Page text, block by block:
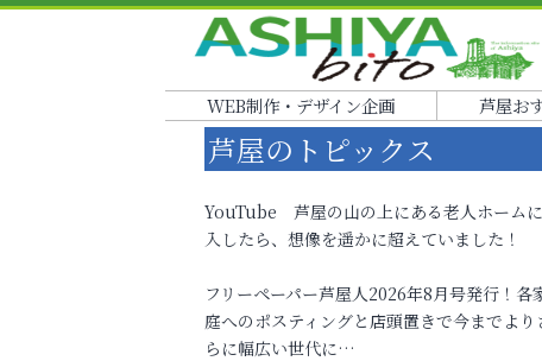
WEB制作・デザイン企画 芦屋お
芦屋のトピックス
YouTube 芦屋の山の上にある老人ホーム
入したら、想像を遥かに超えていました！
フリーペーパー芦屋人2026年8月号発行！各
庭へのポスティングと店頭置きで今までより
らに幅広い世代に…